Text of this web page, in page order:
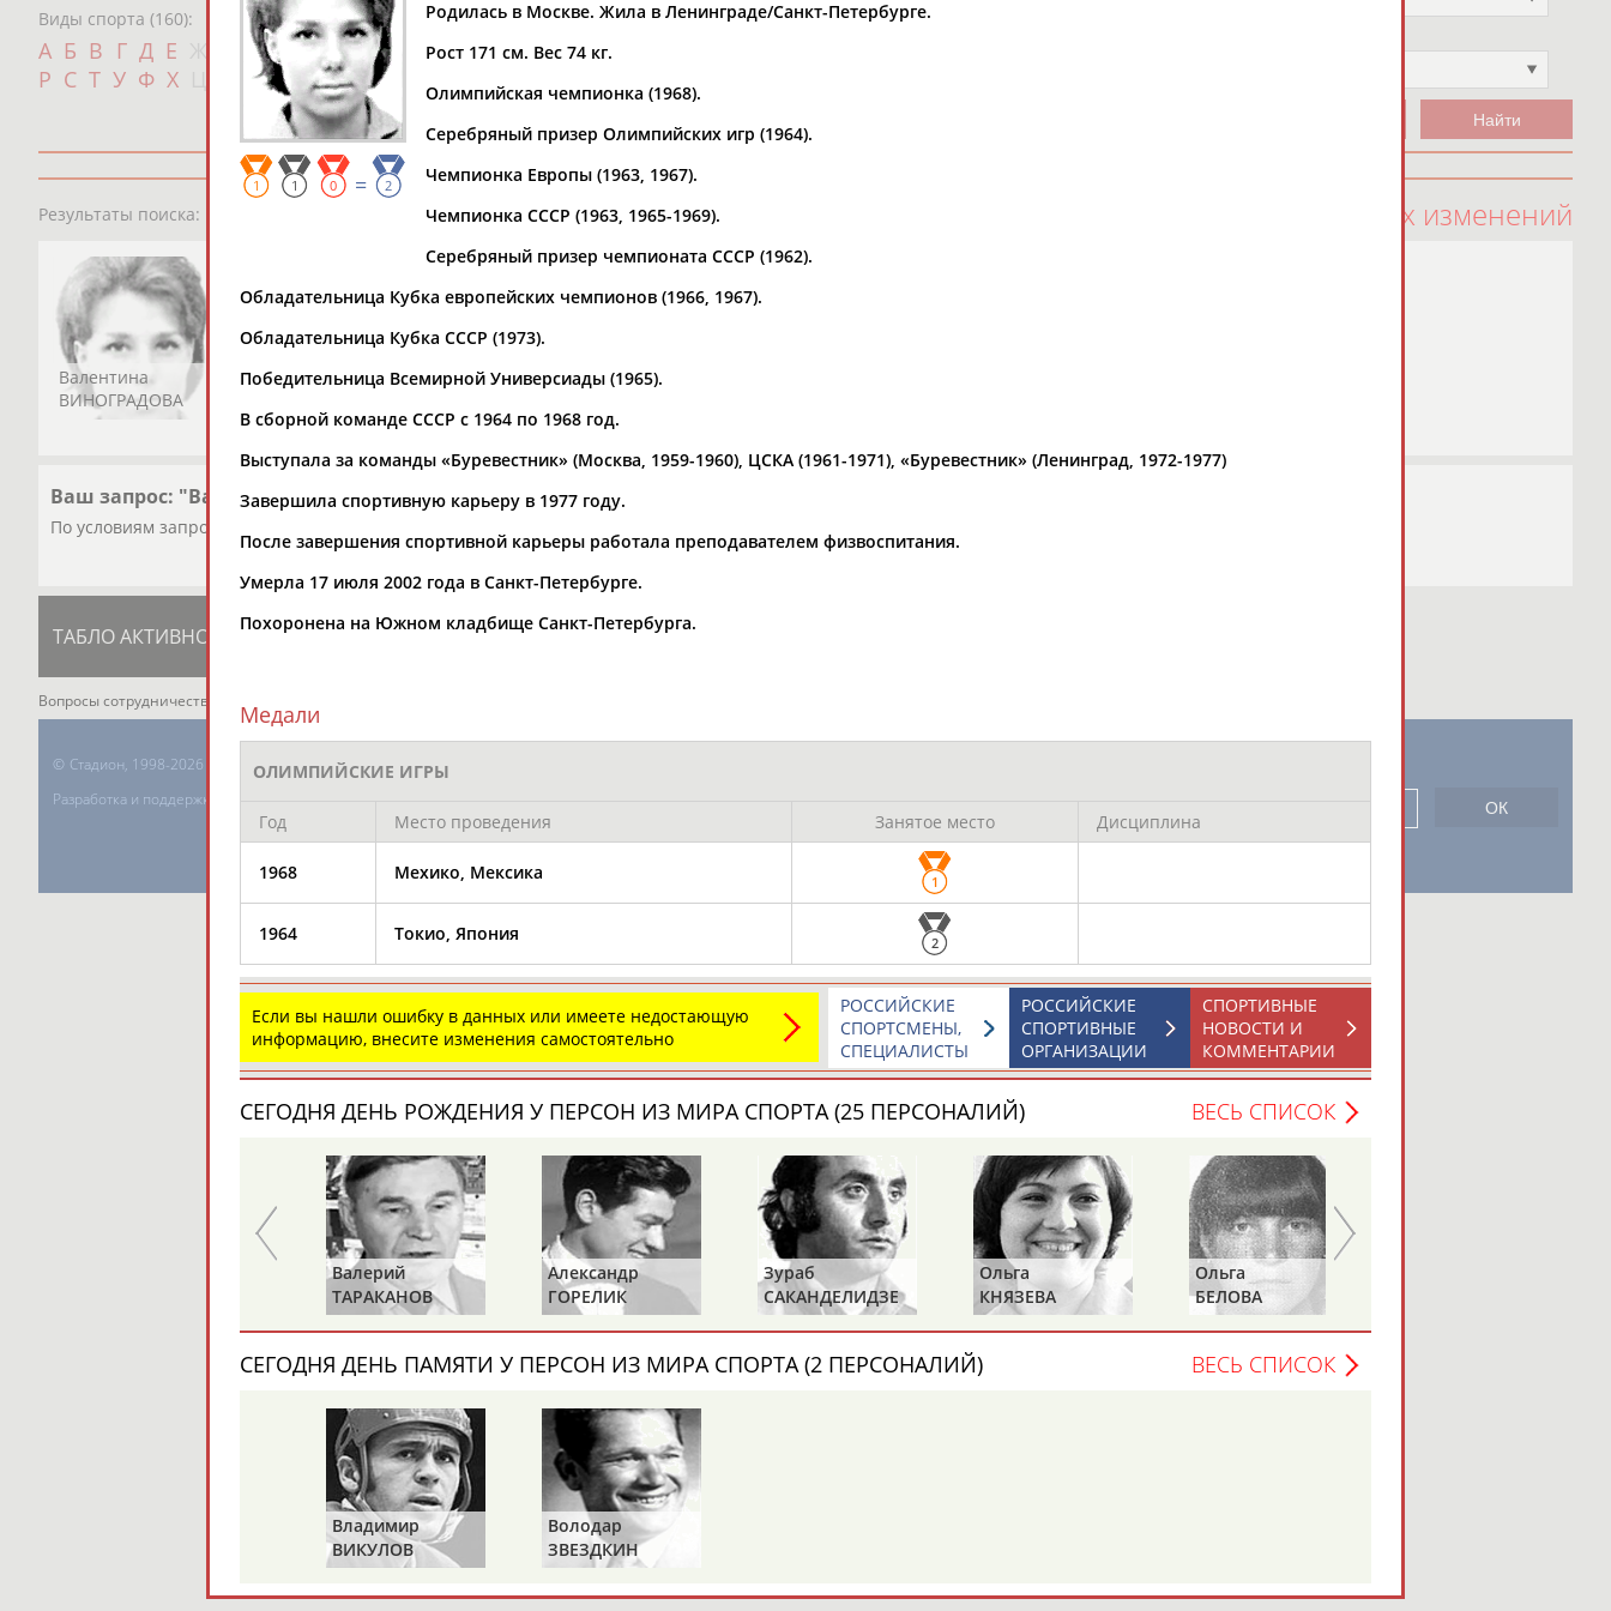
Виды спорта (160):
А Б В Г Д Е И К Л М Н О
П
Р С Т У Ф Х Ш Щ Э Ю Я
Результаты поиска: 100 последних изменений
Валентина
ВИНОГРАДОВА
Ваш запрос: "Валентина ВИНОГРАДОВА (КАМЕНЕК)"
По условиям запроса публикаций нет
ТАБЛО АКТИВНОСТИ ЦЕЛИ ПРОЕКТА КОНТАКТЫ НАШИ КНОПКИ
Вопросы сотрудничества и совместной деятельности
© Стадион, 1998-2026
Разработка и поддержка ООО НАИТ «Стадион»
1 1 0 = 2
Родилась в Москве. Жила в Ленинграде/Санкт-Петербурге.
Рост 171 см. Вес 74 кг.
Олимпийская чемпионка (1968).
Серебряный призер Олимпийских игр (1964).
Чемпионка Европы (1963, 1967).
Чемпионка СССР (1963, 1965-1969).
Серебряный призер чемпионата СССР (1962).
Обладательница Кубка европейских чемпионов (1966, 1967).
Обладательница Кубка СССР (1973).
Победительница Всемирной Универсиады (1965).
В сборной команде СССР с 1964 по 1968 год.
Выступала за команды «Буревестник» (Москва, 1959-1960), ЦСКА (1961-1971), «Буревестник» (Ленинград, 1972-1977)
Завершила спортивную карьеру в 1977 году.
После завершения спортивной карьеры работала преподавателем физвоспитания.
Умерла 17 июля 2002 года в Санкт-Петербурге.
Похоронена на Южном кладбище Санкт-Петербурга.
Медали
ОЛИМПИЙСКИЕ ИГРЫ
Год Место проведения Занятое место Дисциплина
1968 Мехико, Мексика 1
1964 Токио, Япония 2
Если вы нашли ошибку в данных или имеете недостающую
информацию, внесите изменения самостоятельно
СПОРТИВНЫЕ
НОВОСТИ И
КОММЕНТАРИИ
РОССИЙСКИЕ
СПОРТИВНЫЕ
ОРГАНИЗАЦИИ
РОССИЙСКИЕ
СПОРТСМЕНЫ,
СПЕЦИАЛИСТЫ
СЕГОДНЯ ДЕНЬ РОЖДЕНИЯ У ПЕРСОН ИЗ МИРА СПОРТА (25 ПЕРСОНАЛИЙ) ВЕСЬ СПИСОК
Валерий
ТАРАКАНОВ
Александр
ГОРЕЛИК
Зураб
САКАНДЕЛИДЗЕ
Ольга
КНЯЗЕВА
Ольга
БЕЛОВА
СЕГОДНЯ ДЕНЬ ПАМЯТИ У ПЕРСОН ИЗ МИРА СПОРТА (2 ПЕРСОНАЛИЙ) ВЕСЬ СПИСОК
Владимир
ВИКУЛОВ
Володар
ЗВЕЗДКИН